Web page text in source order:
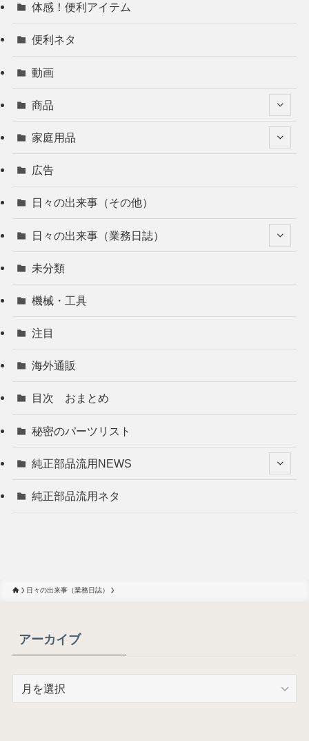
体感！便利アイテム
便利ネタ
動画
商品
家庭用品
広告
日々の出来事（その他）
日々の出来事（業務日誌）
未分類
機械・工具
注目
海外通販
目次 おまとめ
秘密のパーツリスト
純正部品流用NEWS
純正部品流用ネタ
日々の出来事（業務日誌）
アーカイブ